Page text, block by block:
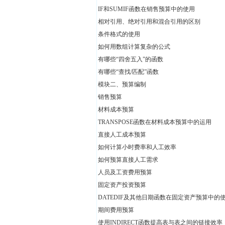
IF和SUMIF函数在销售预算中的使用
相对引用、绝对引用和混合引用的区别
条件格式的使用
如何用数组计算复杂的公式
有哪些“四舍五入”的函数
有哪些“查找/匹配”函数
模块二、预算编制
销售预算
材料成本预算
TRANSPOSE函数在材料成本预算中的运用
直接人工成本预算
如何计算小时费率和人工效率
如何预算直接人工需求
人员及工资费用预算
固定资产投资预算
DATEDIF及其他日期函数在固定资产预算中的
期间费用预算
使用INDIRECT函数提高表与表之间的链接效率